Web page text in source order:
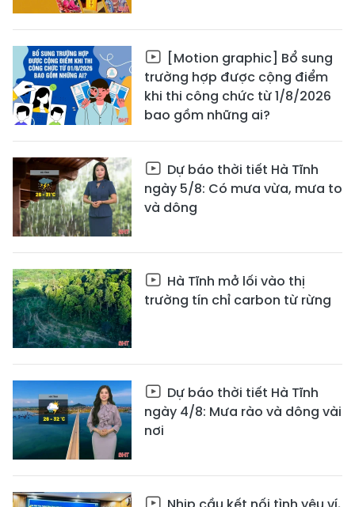
[Motion graphic] Bổ sung
trường hợp được cộng điểm
khi thi công chức từ 1/8/2026
bao gồm những ai?
Dự báo thời tiết Hà Tĩnh
ngày 5/8: Có mưa vừa, mưa to
và dông
Hà Tĩnh mở lối vào thị
trường tín chỉ carbon từ rừng
Dự báo thời tiết Hà Tĩnh
ngày 4/8: Mưa rào và dông vài
nơi